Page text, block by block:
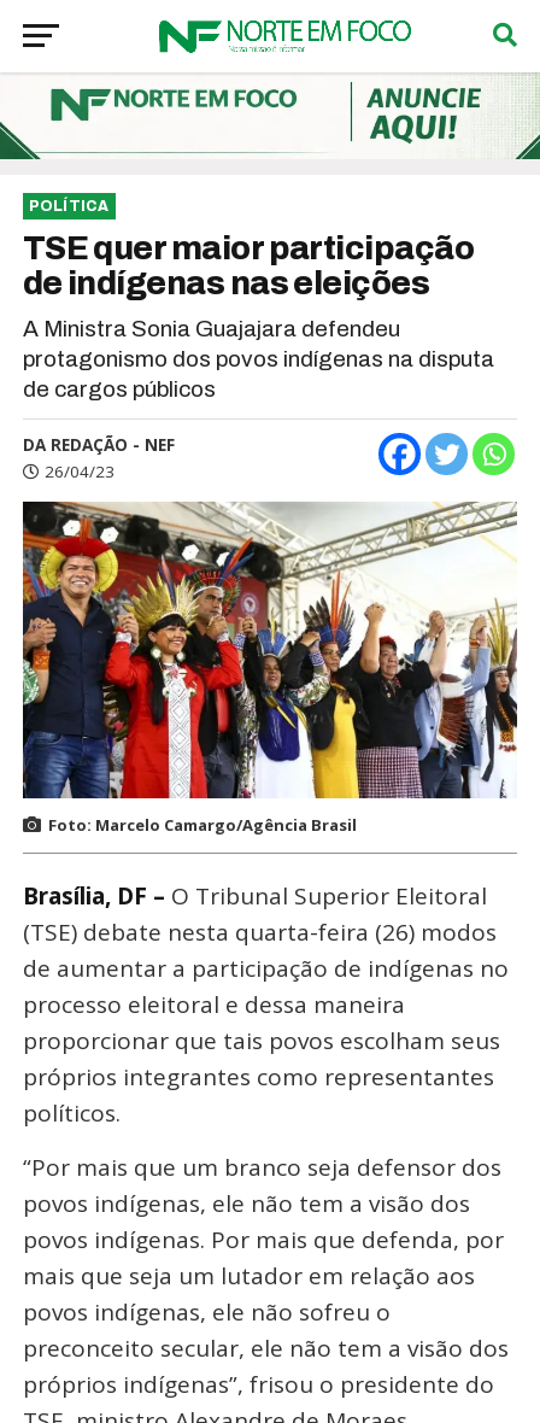
POLÍTICA
TSE quer maior participação
de indígenas nas eleições
A Ministra Sonia Guajajara defendeu
protagonismo dos povos indígenas na disputa
de cargos públicos
DA REDAÇÃO - NEF
26/04/23
Foto: Marcelo Camargo/Agência Brasil
Brasília, DF – O Tribunal Superior Eleitoral
(TSE) debate nesta quarta-feira (26) modos
de aumentar a participação de indígenas no
processo eleitoral e dessa maneira
proporcionar que tais povos escolham seus
próprios integrantes como representantes
políticos.
“Por mais que um branco seja defensor dos
povos indígenas, ele não tem a visão dos
povos indígenas. Por mais que defenda, por
mais que seja um lutador em relação aos
povos indígenas, ele não sofreu o
preconceito secular, ele não tem a visão dos
próprios indígenas”, frisou o presidente do